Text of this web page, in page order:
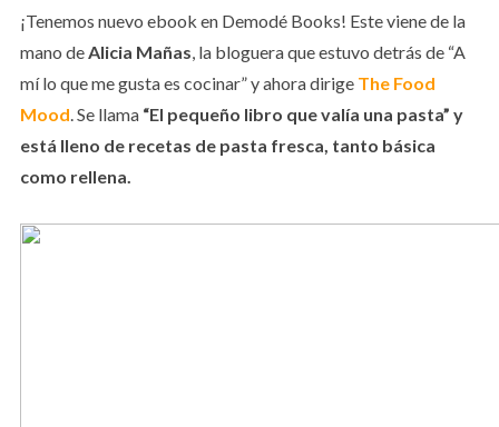
¡Tenemos nuevo ebook en Demodé Books! Este viene de la
mano deAlicia Mañas, la bloguera que estuvo detrás de “A
mí lo que me gusta es cocinar” y ahora dirige The Food
Mood. Se llama “El pequeño libro que valía una pasta” y
está lleno de recetas de pasta fresca, tanto básica
como rellena.